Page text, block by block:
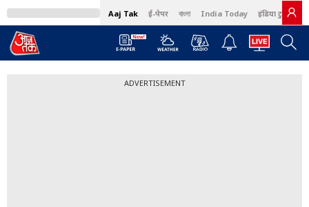
Aaj Tak ई-पेपर বাংলা India Today इंडिया टुडे हिंदी
ADVERTISEMENT